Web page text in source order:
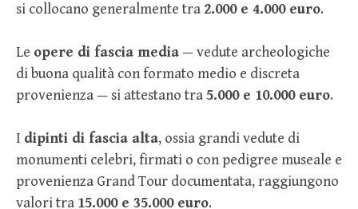
si collocano generalmente tra 2.000 e 4.000 euro.
Le opere di fascia media— vedute archeologiche
di buona qualità con formato medio e discreta
provenienza — si attestano tra 5.000 e 10.000 euro.
I dipinti di fascia alta, ossia grandi vedute di
monumenti celebri, firmati o con pedigree museale e
provenienza Grand Tour documentata, raggiungono
valori tra 15.000 e 35.000 euro.